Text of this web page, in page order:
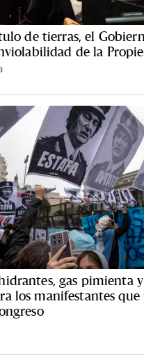
de tierras, el
de la
gas pimienta
los manifestantes